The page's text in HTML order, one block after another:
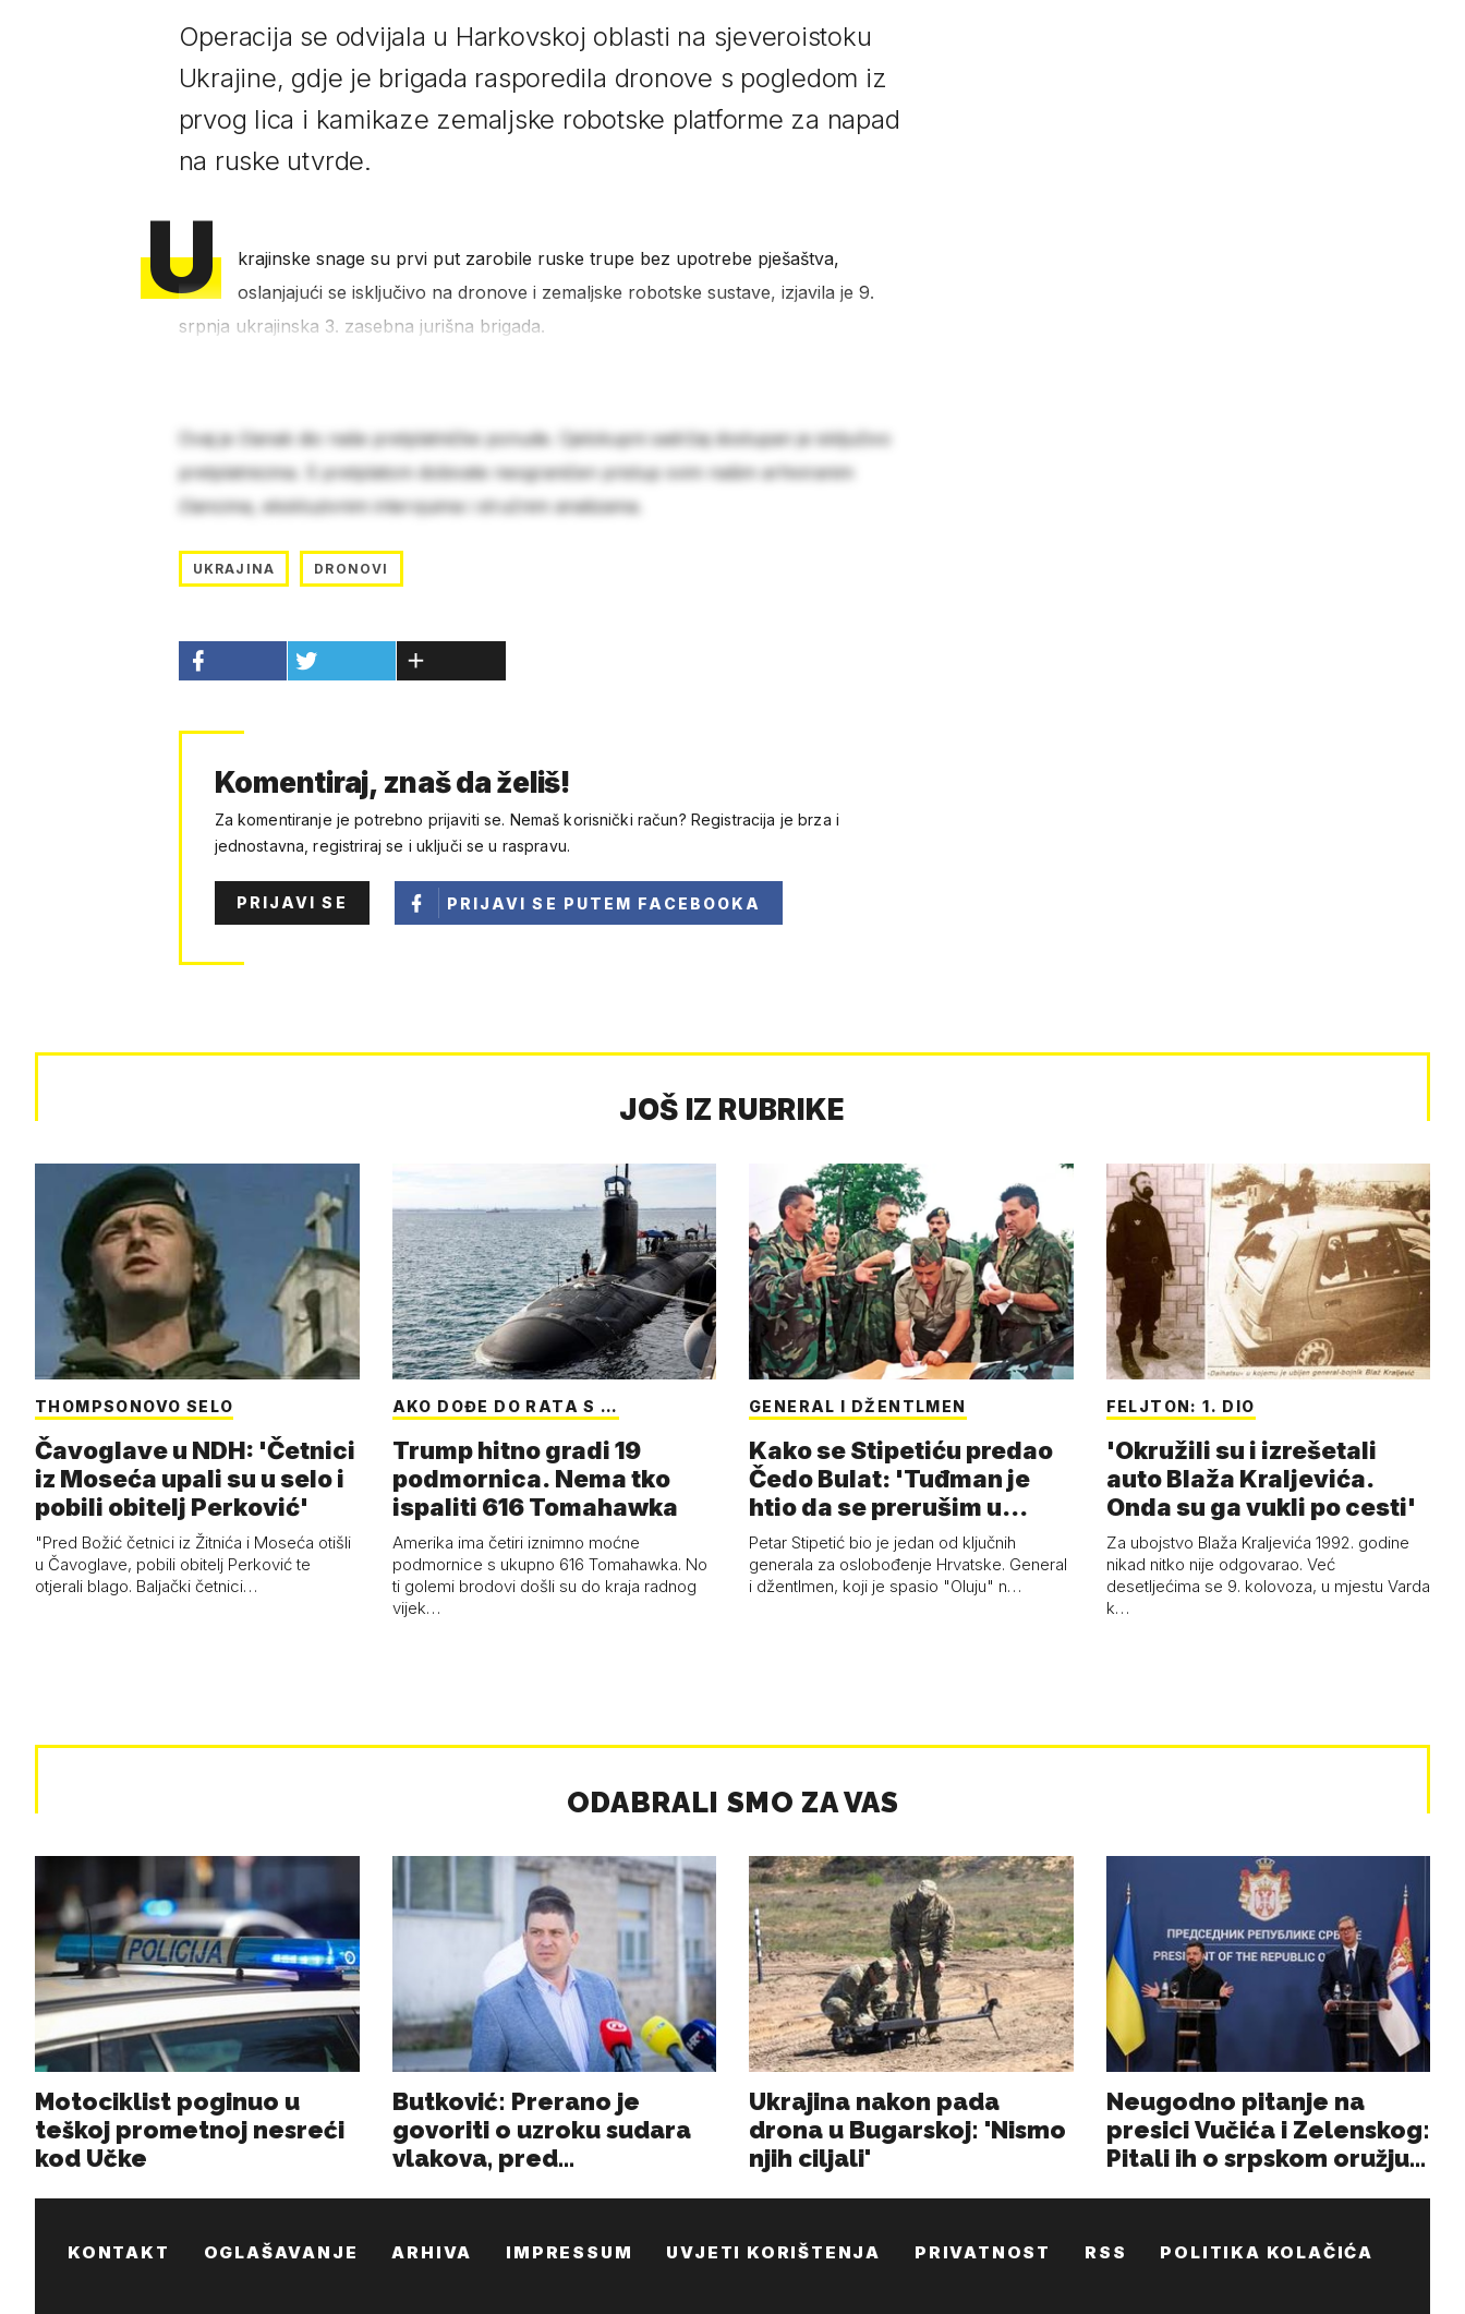
Operacija se odvijala u Harkovskoj oblasti na sjeveroistoku
Ukrajine, gdje je brigada rasporedila dronove s pogledom iz
prvog lica i kamikaze zemaljske robotske platforme za napad
na ruske utvrde.
U
krajinske snage su prvi put zarobile ruske trupe bez upotrebe pješaštva,
oslanjajući se isključivo na dronove i zemaljske robotske sustave, izjavila je 9.
srpnja ukrajinska 3. zasebna jurišna brigada.
Ovaj je članak dio naše pretplatničke ponude. Cjelokupni sadržaj dostupan je isključivo
pretplatnicima. S pretplatom dobivate neograničen pristup svim našim arhiviranim
člancima, ekskluzivnim intervjuima i stručnim analizama.
UKRAJINA DRONOVI
Komentiraj, znaš da želiš!
Za komentiranje je potrebno prijaviti se. Nemaš korisnički račun? Registracija je brza i
jednostavna, registriraj se i uključi se u raspravu.
PRIJAVI SE PRIJAVI SE PUTEM FACEBOOKA
JOŠ IZ RUBRIKE
THOMPSONOVO SELO
Čavoglave u NDH: 'Četnici
iz Moseća upali su u selo i
pobili obitelj Perković'
"Pred Božić četnici iz Žitnića i Moseća otišli
u Čavoglave, pobili obitelj Perković te
otjerali blago. Baljački četnici…
AKO DOĐE DO RATA S …
Trump hitno gradi 19
podmornica. Nema tko
ispaliti 616 Tomahawka
Amerika ima četiri iznimno moćne
podmornice s ukupno 616 Tomahawka. No
ti golemi brodovi došli su do kraja radnog
vijek…
GENERAL I DŽENTLMEN
Kako se Stipetiću predao
Čedo Bulat: 'Tuđman je
htio da se prerušim u
ženu'
Petar Stipetić bio je jedan od ključnih
generala za oslobođenje Hrvatske. General
i džentlmen, koji je spasio "Oluju" n…
FELJTON: 1. DIO
'Okružili su i izrešetali
auto Blaža Kraljevića.
Onda su ga vukli po cesti'
Za ubojstvo Blaža Kraljevića 1992. godine
nikad nitko nije odgovarao. Već
desetljećima se 9. kolovoza, u mjestu Varda
k…
KONTAKT OGLAŠAVANJE ARHIVA IMPRESSUM UVJETI KORIŠTENJA PRIVATNOST RSS POLITIKA KOLAČIĆA